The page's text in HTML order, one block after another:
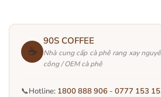
☕
90S COFFEE
Nhà cung cấp cà phê rang xay
công / OEM cà phê
📞Hotline: 1800 888 906 - 0777 153